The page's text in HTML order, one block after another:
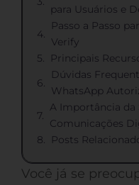
para Usuários e
Passo a Passo
Verify
Principais
Dúvidas
WhatsApp
A Importância da
Comunicações
Posts
Você já se